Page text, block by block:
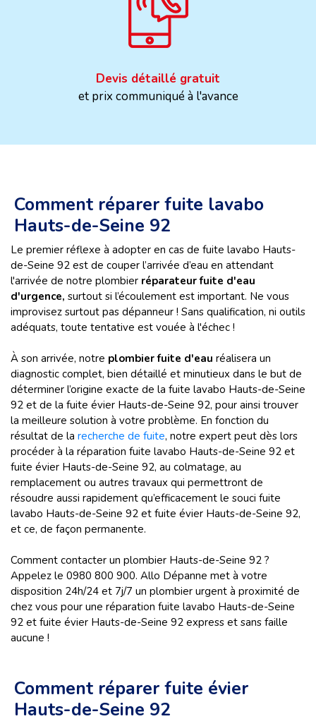
Devis détaillé gratuit
et prix communiqué à l'avance
Comment réparer fuite lavabo
Hauts-de-Seine 92
Le premier réflexe à adopter en cas de fuite lavabo Hauts-
de-Seine 92 est de couper l’arrivée d’eau en attendant
l'arrivée de notre plombier réparateur fuite d'eau
d'urgence, surtout si l’écoulement est important. Ne vous
improvisez surtout pas dépanneur ! Sans qualification, ni outils
adéquats, toute tentative est vouée à l'échec !
À son arrivée, notre plombier fuite d'eau réalisera un
diagnostic complet, bien détaillé et minutieux dans le but de
déterminer l’origine exacte de la fuite lavabo Hauts-de-Seine
92 et de la fuite évier Hauts-de-Seine 92, pour ainsi trouver
la meilleure solution à votre problème. En fonction du
résultat de la recherche de fuite, notre expert peut dès lors
procéder à la réparation fuite lavabo Hauts-de-Seine 92 et
fuite évier Hauts-de-Seine 92, au colmatage, au
remplacement ou autres travaux qui permettront de
résoudre aussi rapidement qu’efficacement le souci fuite
lavabo Hauts-de-Seine 92 et fuite évier Hauts-de-Seine 92,
et ce, de façon permanente.
Comment contacter un plombier Hauts-de-Seine 92 ?
Appelez le 0980 800 900. Allo Dépanne met à votre
disposition 24h/24 et 7j/7 un plombier urgent à proximité de
chez vous pour une réparation fuite lavabo Hauts-de-Seine
92 et fuite évier Hauts-de-Seine 92 express et sans faille
aucune !
Comment réparer fuite évier
Hauts-de-Seine 92